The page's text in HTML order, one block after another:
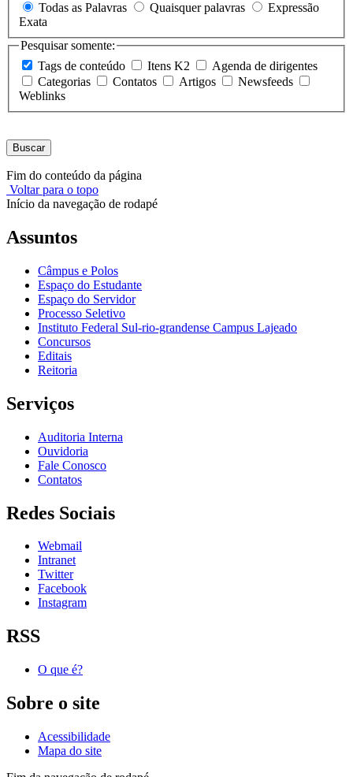
Todas as Palavras
Quaisquer palavras
Exata
Pesquisar somente:
Tags de conteúdo
Itens K2
Agenda de dirigentes
Categorias
Contatos Artigos
Newsfeeds
Weblinks
Buscar
Fim do conteúdo da página
Voltar para o topo
Início da navegação de rodapé
Assuntos
Câmpus e Polos
Espaço do Estudante
Espaço do Servidor
Processo Seletivo
Instituto Federal Sul-rio-grandense Campus Lajeado
Concursos
Editais
Reitoria
Serviços
Auditoria Interna
Ouvidoria
Fale Conosco
Contatos
Redes Sociais
Webmail
Intranet
Twitter
Facebook
Instagram
RSS
O que é?
Sobre o site
Acessibilidade
Mapa do site